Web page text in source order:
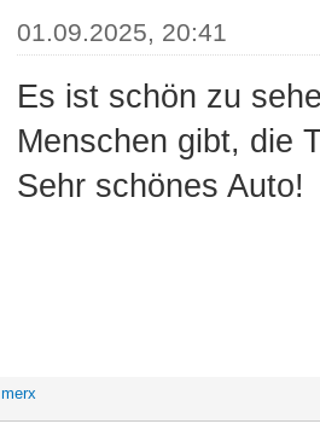
01.09.2025, 20:41
Es ist schön zu
Menschen gibt, die
Sehr schönes Auto!
merx